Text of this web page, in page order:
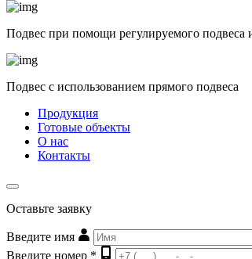
Подвес при помощи регулируемого
Подвес с использованием прямого подвеса
Продукция
Готовые объекты
О нас
Контакты
Оставьте заявку
Введите имя
Введите номер *